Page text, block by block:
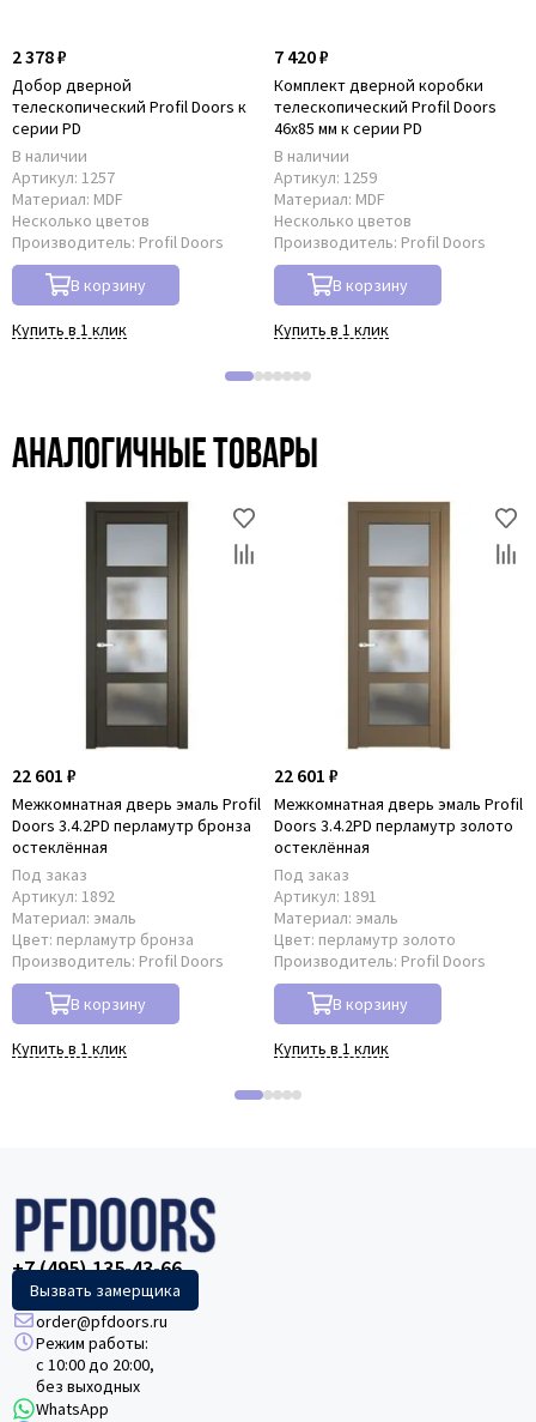
2 378 ₽
Добор дверной
телескопический Profil Doors к
серии PD
В наличии
Артикул: 1257
Материал: MDF
Несколько цветов
Производитель: Profil Doors
В корзину
Купить в 1 клик
7 420 ₽
Комплект дверной коробки
телескопический Profil Doors
46x85 мм к серии PD
В наличии
Артикул: 1259
Материал: MDF
Несколько цветов
Производитель: Profil Doors
В корзину
Купить в 1 клик
Аналогичные товары
22 601 ₽
Межкомнатная дверь эмаль Profil
Doors 3.4.2PD перламутр бронза
остеклённая
Под заказ
Артикул: 1892
Материал: эмаль
Цвет: перламутр бронза
Производитель: Profil Doors
В корзину
Купить в 1 клик
22 601 ₽
Межкомнатная дверь эмаль Profil
Doors 3.4.2PD перламутр золото
остеклённая
Под заказ
Артикул: 1891
Материал: эмаль
Цвет: перламутр золото
Производитель: Profil Doors
В корзину
Купить в 1 клик
+7 (495) 135-43-66
Вызвать замерщика
order@pfdoors.ru
Режим работы:
с 10:00 до 20:00,
без выходных
WhatsApp